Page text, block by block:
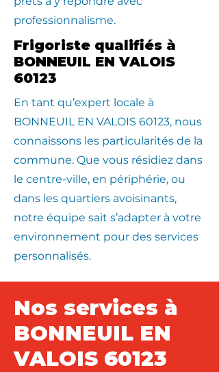
professionnalisme.
Frigoriste qualifiés à
BONNEUIL EN VALOIS
60123
En tant qu’expert locale à
BONNEUIL EN VALOIS 60123, nous
connaissons les particularités de la
commune. Que vous résidiez dans
le centre-ville, en périphérie, ou
dans les quartiers avoisinants,
notre équipe sait s’adapter à votre
environnement pour des services
personnalisés.
Nos services à
BONNEUIL EN
VALOIS 60123